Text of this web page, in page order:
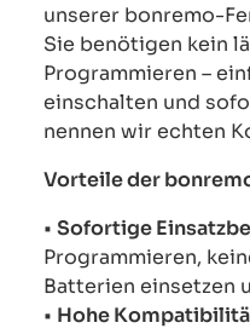
unserer bonremo-
Sie benötigen kein
Programmieren –
einschalten und
nennen wir echten
Vorteile der
• Sofortige
Programmieren,
Batterien einsetzen
• Hohe